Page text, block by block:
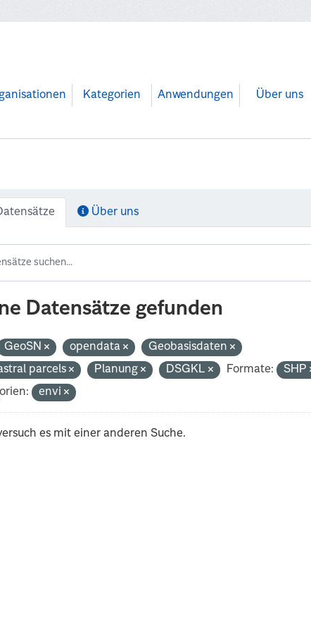
Kategorien Anwendungen Über uns
Über uns
Datensätze gefunden
GeoSN opendata
Geobasisdaten
parcels
Planung DSGKL Formate:
SHP
envi
es mit einer anderen Suche.